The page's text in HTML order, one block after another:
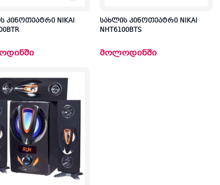
NIKAI
სახლის კინოთეატრი NIKAI
NHT6100BTS
მოლოდინში